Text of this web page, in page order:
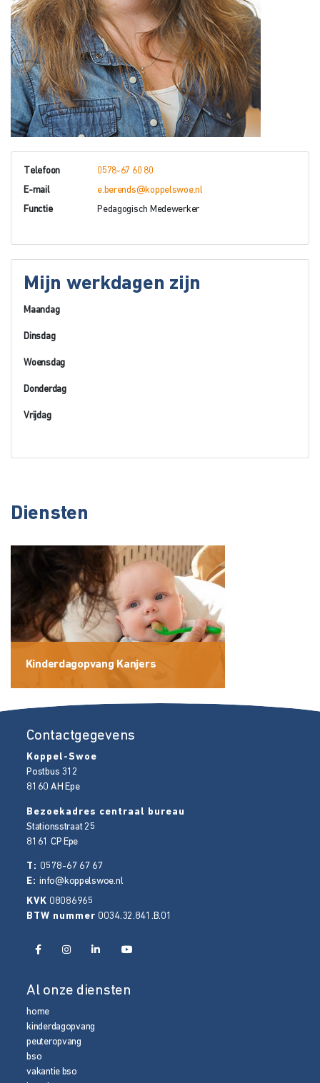
Telefoon 0578-67 60 80
E-mail e.berends@koppelswoe.nl
Functie Pedagogisch Medewerker
Mijn werkdagen zijn
Maandag
Dinsdag
Woensdag
Donderdag
Vrijdag
Diensten
Kinderdagopvang Kanjers
Contactgegevens
Koppel-Swoe
Postbus 312
8160 AH Epe
Bezoekadres centraal bureau
Stationsstraat 25
8161 CP Epe
T: 0578-67 67 67
E:info@koppelswoe.nl
KVK 08086965
BTW nummer 0034.32.841.B.01
Al onze diensten
home
kinderdagopvang
peuteropvang
bso
vakantie bso